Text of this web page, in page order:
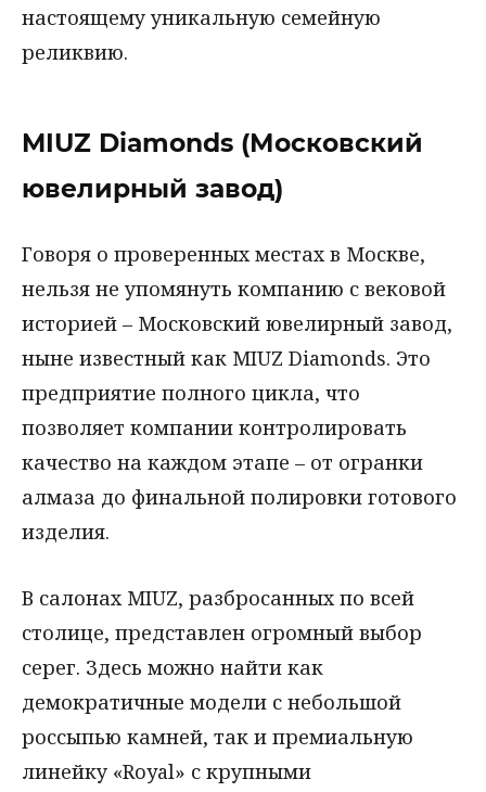
настоящему уникальную семейную
реликвию.
MIUZ Diamonds (Московский
ювелирный завод)
Говоря о проверенных местах в Москве,
нельзя не упомянуть компанию с вековой
историей – Московский ювелирный завод,
ныне известный как MIUZ Diamonds. Это
предприятие полного цикла, что
позволяет компании контролировать
качество на каждом этапе – от огранки
алмаза до финальной полировки готового
изделия.
В салонах MIUZ, разбросанных по всей
столице, представлен огромный выбор
серег. Здесь можно найти как
демократичные модели с небольшой
россыпью камней, так и премиальную
линейку «Royal» с крупными